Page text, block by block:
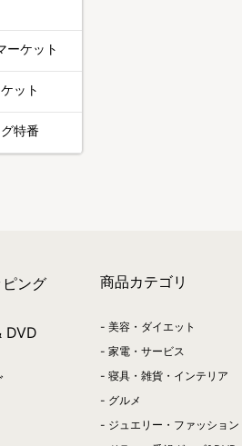
ーケット
ット
特番
ング
DVD
商品カテゴリ
美容・ダイエット
家電・サービス
寝具・雑貨・インテリア
グルメ
ジュエリー・ファッション